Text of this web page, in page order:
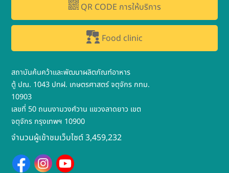
QR CODE การให้บริการ
Food clinic
สถาบันค้นคว้าและพัฒนาผลิตภัณฑ์อาหาร
ตู้ ปณ. 1043 ปทฝ. เกษตรศาสตร์ จตุจักร กทม.
10903
เลขที่ 50 ถนนงามวงศ์วาน แขวงลาดยาว เขต
จตุจักร กรุงเทพฯ 10900
จำนวนผู้เข้าชมเว็บไซต์ 3,459,232